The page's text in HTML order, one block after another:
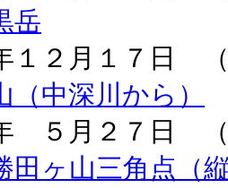
岳
１２月１７日
（中深川から）
５月２７日 （
田ヶ山三角点（